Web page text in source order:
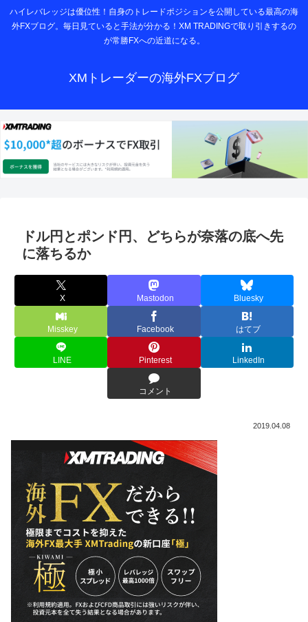
ハイレバレッジは優位性！自身のトレードポジションを公開している最高の海
外FXブログ。毎日見ていると手法が分かる！XM TRADINGで取り引きするの
が常勝FXへの近道になる。
XMトレーダーの海外FXブログ
ドル円とポンド円、どちらが奈落の底へ先
に落ちるか
X Mastodon Bluesky
Misskey Facebook はてブ
LINE Pinterest LinkedIn
コメント
2019.04.08